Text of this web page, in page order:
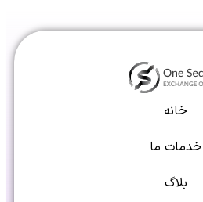
خانه
خدمات ما
بلاگ